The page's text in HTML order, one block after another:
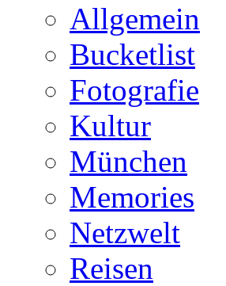
Allgemein
Bucketlist
Fotografie
Kultur
München
Memories
Netzwelt
Reisen